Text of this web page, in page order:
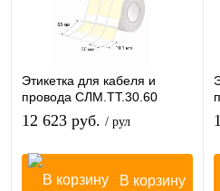
Этикетка для кабеля и
провода СЛМ.ТТ.30.60
12 623 руб. / рул
В корзину